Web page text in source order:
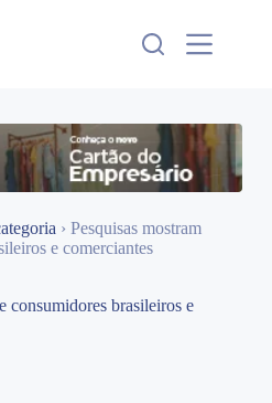
› Pesquisas mostram
e comerciantes
consumidores brasileiros e